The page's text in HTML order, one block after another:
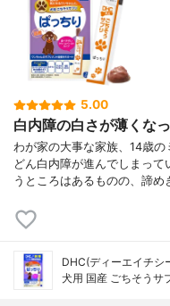
5.00
白内障の白さが薄くな
わが家の大事な家族、14歳
どん白内障が進んでしまっ
うところはあるものの、諦め
DHC(ディーエイチシ
犬用 国産 ごちそうサ